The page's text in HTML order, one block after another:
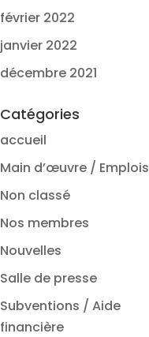
février 2022
janvier 2022
décembre 2021
Catégories
accueil
Main d’œuvre / Emplois
Non classé
Nos membres
Nouvelles
Salle de presse
Subventions / Aide
financière